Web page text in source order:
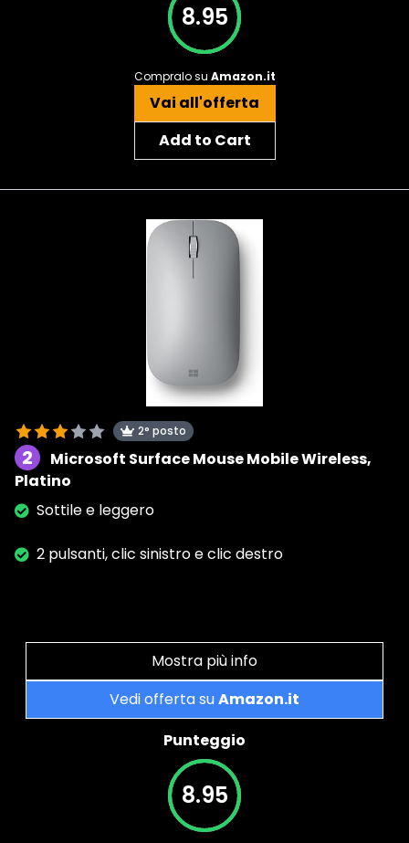
8.95
Compralo su Amazon.it
Vai all'offerta
Add to Cart
2° posto
2
Microsoft Surface Mouse Mobile Wireless,
Platino
Sottile e leggero
2 pulsanti, clic sinistro e clic destro
Mostra più info
Vedi offerta suAmazon.it
Punteggio
8.95